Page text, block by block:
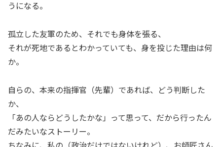
うになる。
孤立した友軍のため、それでも身体を張る、
それが死地であるとわかっていても、身を投じた理由は何
か。
自らの、本来の指揮官（先輩）であれば、どう判断した
か、
「あの人ならどうしたかな」って思って、だから行ったん
だみたいなストーリー。